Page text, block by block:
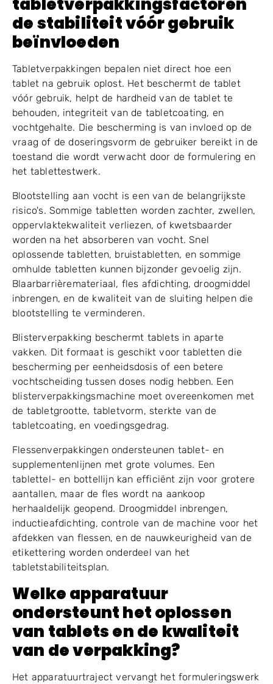
de stabiliteit vóór gebruik
beïnvloeden
Tabletverpakkingen bepalen niet direct hoe een
tablet na gebruik oplost. Het beschermt de tablet
vóór gebruik, helpt de hardheid van de tablet te
behouden, integriteit van de tabletcoating, en
vochtgehalte. Die bescherming is van invloed op de
vraag of de doseringsvorm de gebruiker bereikt in de
toestand die wordt verwacht door de formulering en
het tablettestwerk.
Blootstelling aan vocht is een van de belangrijkste
risico's. Sommige tabletten worden zachter, zwellen,
oppervlaktekwaliteit verliezen, of kwetsbaarder
worden na het absorberen van vocht. Snel
oplossende tabletten, bruistabletten, en sommige
omhulde tabletten kunnen bijzonder gevoelig zijn.
Blaarbarrièremateriaal, fles afdichting, droogmiddel
inbrengen, en de kwaliteit van de sluiting helpen die
blootstelling te verminderen.
Blisterverpakking beschermt tablets in aparte
vakken. Dit formaat is geschikt voor tabletten die
bescherming per eenheidsdosis of een betere
vochtscheiding tussen doses nodig hebben. Een
blisterverpakkingsmachine moet overeenkomen met
de tabletgrootte, tabletvorm, sterkte van de
tabletcoating, en voedingsgedrag.
Flessenverpakkingen ondersteunen tablet- en
supplementenlijnen met grote volumes. Een
tablettel- en bottellijn kan efficiënt zijn voor grotere
aantallen, maar de fles wordt na aankoop
herhaaldelijk geopend. Droogmiddel inbrengen,
inductieafdichting, controle van de machine voor het
afdekken van flessen, en de nauwkeurigheid van de
etikettering worden onderdeel van het
tabletstabiliteitsplan.
Welke apparatuur
ondersteunt het oplossen
van tablets en de kwaliteit
van de verpakking?
Het apparatuurtraject vervangt het formuleringswerk